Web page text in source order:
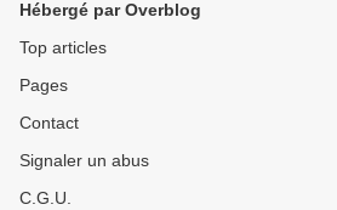
Hébergé par Overblog
Top articles
Pages
Contact
Signaler un abus
C.G.U.